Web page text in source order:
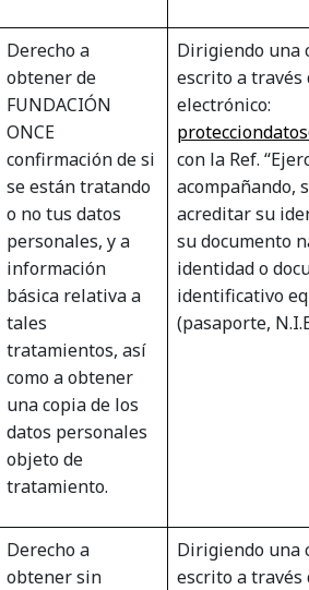
Derecho a
obtener de
FUNDACIÓN
ONCE
confirmación de si
se están tratando
o no tus datos
personales, y a
información
básica relativa a
tales
tratamientos, así
como a obtener
una copia de los
datos personales
objeto de
tratamiento.
Dirigiendo una
escrito a través
electrónico:
con la Ref.
acompañando,
acreditar su
su documento
identidad o
identificativo
(pasaporte,
Derecho a
obtener sin
Dirigiendo una
escrito a través